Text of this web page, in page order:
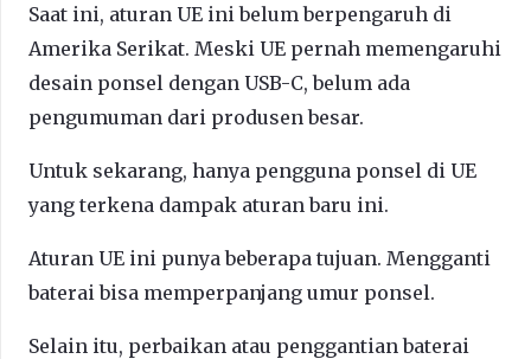
Saat ini, aturan UE ini belum berpengaruh di
Amerika Serikat. Meski UE pernah memengaruhi
desain ponsel dengan USB-C, belum ada
pengumuman dari produsen besar.
Untuk sekarang, hanya pengguna ponsel di UE
yang terkena dampak aturan baru ini.
Aturan UE ini punya beberapa tujuan. Mengganti
baterai bisa memperpanjang umur ponsel.
Selain itu, perbaikan atau penggantian baterai